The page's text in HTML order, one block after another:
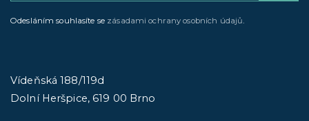
Odesláním souhlasíte se zásadami ochrany osobních údajů
Vídeňská 188/119d
Dolní Heršpice, 619 00 Brno